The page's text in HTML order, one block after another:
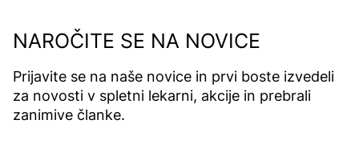
NAROČITE SE NA NOVICE
Prijavite se na naše novice in prvi boste izvedeli
za novosti v spletni lekarni, akcije in prebrali
zanimive članke.